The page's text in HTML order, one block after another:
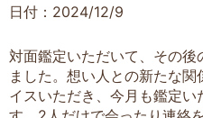
日付：2024/12/9
対面鑑定いただいて、その
ました。想い人との新たな
イスいただき、今月も鑑定